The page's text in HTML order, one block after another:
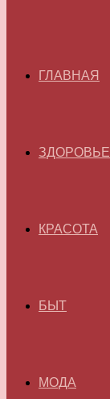
ГЛАВНАЯ
ЗДОРОВЬЕ
КРАСОТА
БЫТ
МОДА